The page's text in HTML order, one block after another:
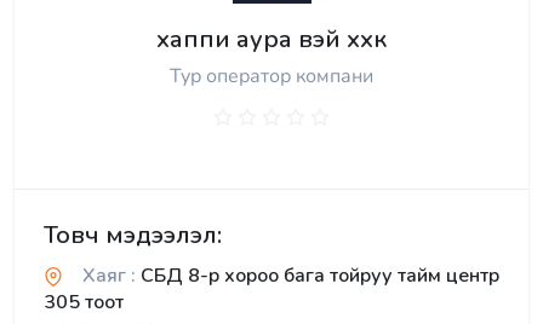
хаппи аура вэй ххк
Тур оператор компани
Товч мэдээлэл:
Хаяг : СБД 8-р хороо бага тойруу тайм центр
305 тоот